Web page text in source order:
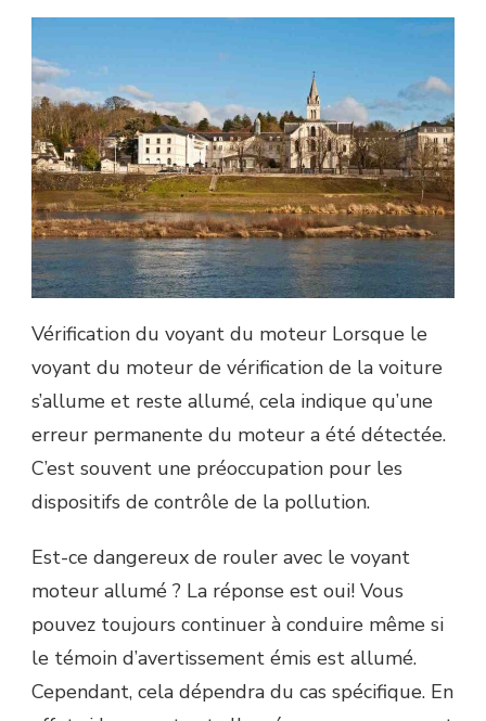
Vérification du voyant du moteur Lorsque le
voyant du moteur de vérification de la voiture
s’allume et reste allumé, cela indique qu’une
erreur permanente du moteur a été détectée.
C’est souvent une préoccupation pour les
dispositifs de contrôle de la pollution.
Est-ce dangereux de rouler avec le voyant
moteur allumé ? La réponse est oui! Vous
pouvez toujours continuer à conduire même si
le témoin d’avertissement émis est allumé.
Cependant, cela dépendra du cas spécifique. En